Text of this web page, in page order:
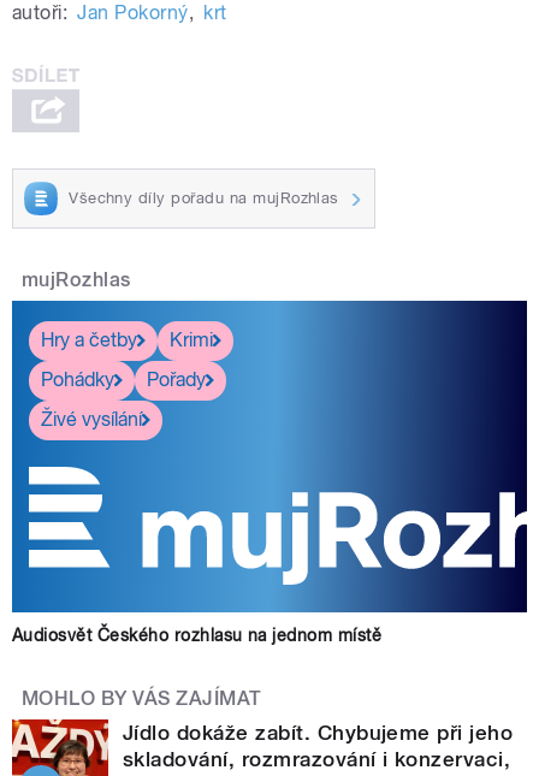
autoři: Jan Pokorný, krt
Všechny díly pořadu na mujRozhlas
mujRozhlas
Hry a četby
Krimi
Pohádky
Pořady
Živé vysílání
Audiosvět Českého rozhlasu na jednom místě
MOHLO BY VÁS ZAJÍMAT
Jídlo dokáže zabít. Chybujeme při jeho
skladování, rozmrazování i konzervaci,